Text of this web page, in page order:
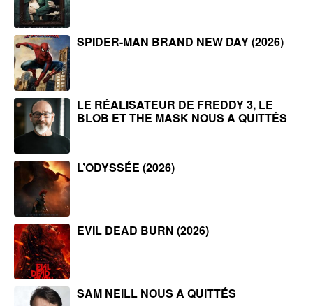
SPIDER-MAN BRAND NEW DAY (2026)
LE RÉALISATEUR DE FREDDY 3, LE
BLOB ET THE MASK NOUS A QUITTÉS
L’ODYSSÉE (2026)
EVIL DEAD BURN (2026)
SAM NEILL NOUS A QUITTÉS